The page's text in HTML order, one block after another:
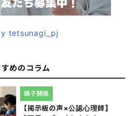
tetsunagi_pj
めのコラム
【掲示板の声×公認心理師】
親子関係